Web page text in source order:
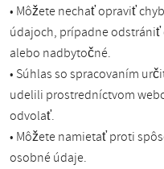
• Môžete nechať opraviť
údajoch, prípadne
alebo nadbytočné.
• Súhlas so spracovaním
udelili prostredníctvom
odvolať.
• Môžete namietať proti
osobné údaje.